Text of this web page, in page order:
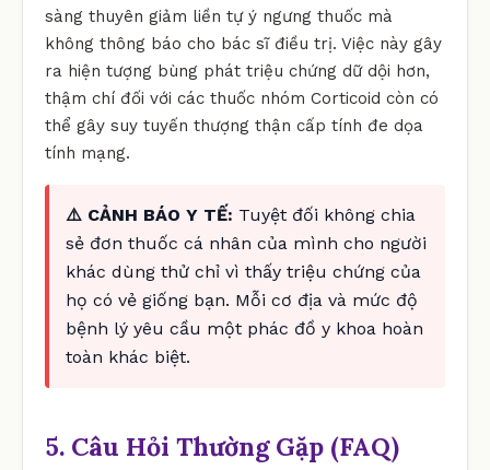
sàng thuyên giảm liền tự ý ngưng thuốc mà
không thông báo cho bác sĩ điều trị. Việc này gây
ra hiện tượng bùng phát triệu chứng dữ dội hơn,
thậm chí đối với các thuốc nhóm Corticoid còn có
thể gây suy tuyến thượng thận cấp tính đe dọa
tính mạng.
⚠️ CẢNH BÁO Y TẾ: Tuyệt đối không chia
sẻ đơn thuốc cá nhân của mình cho người
khác dùng thử chỉ vì thấy triệu chứng của
họ có vẻ giống bạn. Mỗi cơ địa và mức độ
bệnh lý yêu cầu một phác đồ y khoa hoàn
toàn khác biệt.
5. Câu Hỏi Thường Gặp (FAQ)